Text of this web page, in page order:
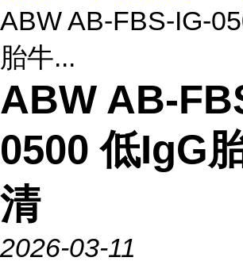
ABW AB-FBS-IG-
胎牛...
ABW AB-
0500 低IgG
清
2026-03-11